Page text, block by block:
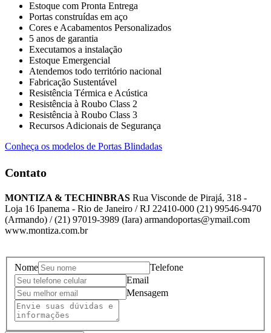
Estoque com Pronta Entrega
Portas construídas em aço
Cores e Acabamentos Personalizados
5 anos de garantia
Executamos a instalação
Estoque Emergencial
Atendemos todo território nacional
Fabricação Sustentável
Resistência Térmica e Acústica
Resistência à Roubo Class 2
Resistência à Roubo Class 3
Recursos Adicionais de Segurança
Conheça os modelos de Portas Blindadas
Contato
MONTIZA & TECHINBRAS Rua Visconde de Pirajá, 318 -
Loja 16 Ipanema - Rio de Janeiro / RJ 22410-000 (21) 99546-9470
(Armando) / (21) 97019-3989 (Iara) armandoportas@ymail.com
www.montiza.com.br
Nome
Telefone
Email
Mensagem